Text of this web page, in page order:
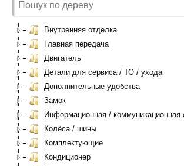
Внутренняя отделка
Главная передача
Двигатель
Детали для сервиса / ТО / ухода
Дополнительные удобства
Замок
Информационная / коммуникационная
Колёса / шины
Комплектующие
Кондиционер